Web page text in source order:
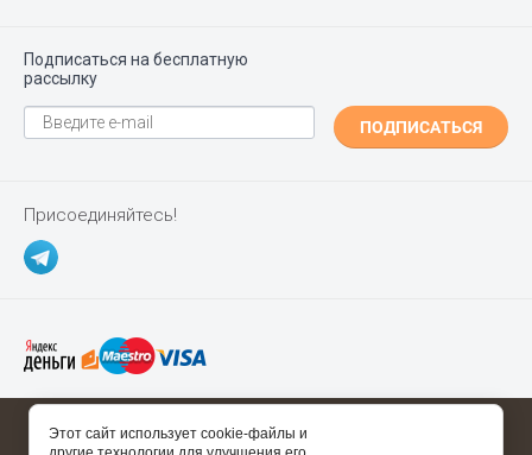
Подписаться на бесплатную
рассылку
ПОДПИСАТЬСЯ
Присоединяйтесь!
Copyright ©Polgrad.ru2014 - 2026
Этот сайт использует cookie-файлы и